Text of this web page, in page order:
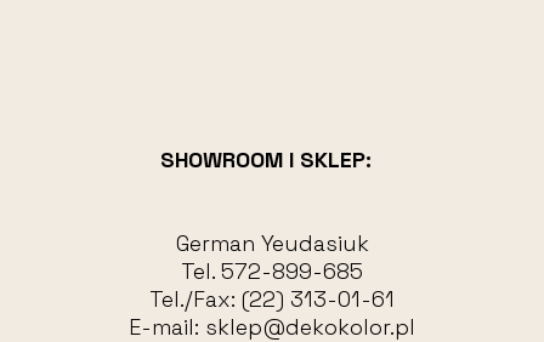
SHOWROOM I SKLEP:
German Yeudasiuk
Tel. 572-899-685
Tel./Fax: (22) 313-01-61
E-mail: sklep@dekokolor.pl